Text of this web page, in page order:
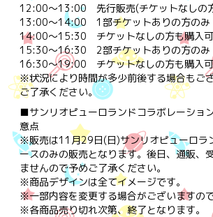
12:00～13:00 先行販売(チケットなしの方
13:00～14:00 1部チケットありの方のみ
14:00～15:30 チケットなしの方も購入可
15:30～16:30 2部チケットありの方のみ
16:30～19:00 チケットなしの方も購入可
※状況により時間が多少前後する場合もござ
ご了承ください。
■サンリオピューロランドコラボレーショ
意点
※販売は11月29日(日)サンリオピューロラ
ースのみの販売となります。後日、通販、
ませんので予めご了承ください。
※商品デザインは全てイメージです。
※一部内容を変更する場合がございますの
※各商品売り切れ次第、終了となります。